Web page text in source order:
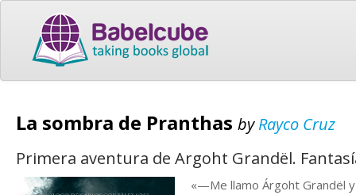
La sombra de Pranthas byRayco Cruz
Primera aventura de Argoht Grandël.
«—Me llamo Árgoht Grandël